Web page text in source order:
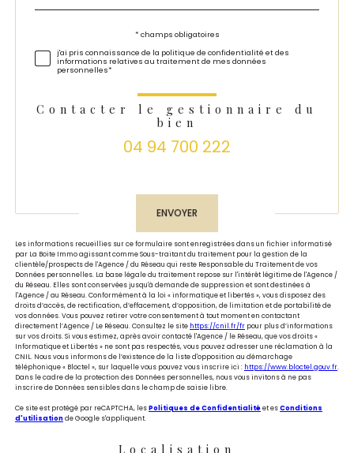
* champs obligatoires
j'ai pris connaissance de la politique de confidentialité et des
informations relatives au traitement de mes données
personnelles*
Contacter le gestionnaire du
bien
04 94 700 222
ENVOYER
Les informations recueillies sur ce formulaire sont enregistrées dans un fichier informatisé
par La Boite Immo agissant comme Sous-traitant du traitement pour la gestion de la
clientèle/prospects de l'Agence / du Réseau qui reste Responsable du Traitement de vos
Données personnelles. La base légale du traitement repose sur l'intérêt légitime de l'Agence /
du Réseau. Elles sont conservées jusqu'à demande de suppression et sont destinées à
l'Agence / au Réseau. Conformément à la loi « informatique et libertés », vous disposez des
droits d’accès, de rectification, d’effacement, d’opposition, de limitation et de portabilité de
vos données. Vous pouvez retirer votre consentement à tout moment en contactant
directement l’Agence / Le Réseau. Consultez le site https://cnil.fr/fr pour plus d’informations
sur vos droits. Si vous estimez, après avoir contacté l'Agence / le Réseau, que vos droits «
Informatique et Libertés » ne sont pas respectés, vous pouvez adresser une réclamation à la
CNIL. Nous vous informons de l’existence de la liste d'opposition au démarchage
téléphonique « Bloctel », sur laquelle vous pouvez vous inscrire ici : https://www.bloctel.gouv.fr.
Dans le cadre de la protection des Données personnelles, nous vous invitons à ne pas
inscrire de Données sensibles dans le champ de saisie libre.
Ce site est protégé par reCAPTCHA, lesPolitiques de Confidentialitéet esConditions
d'utilisationde Google s'appliquent.
Localisation